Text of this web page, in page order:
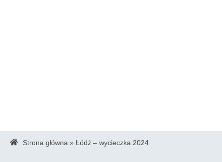
Strona główna » Łódź – wycieczka 2024